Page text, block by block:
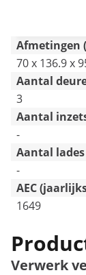
Afmetingen
70 x 136.9 x
Aantal
3
Aantal
-
Aantal lades
-
AEC
1649
Verwerk